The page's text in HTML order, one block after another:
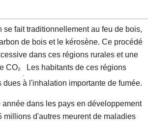
se fait traditionnellement au feu de bois,
de bois et le kérosène. Ce procédé
dans ces régions rurales et une
CO₂
Les habitants de ces régions
à l'inhalation importante de fumée.
dans les pays en développement
millions d'autres meurent de maladies